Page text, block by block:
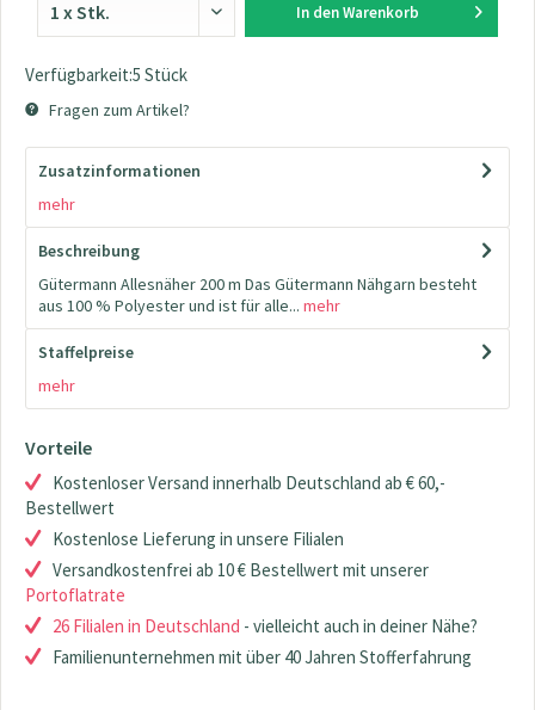
In den Warenkorb
Verfügbarkeit:5 Stück
Fragen zum Artikel?
Zusatzinformationen
mehr
Beschreibung
Gütermann Allesnäher 200 m Das Gütermann Nähgarn besteht
aus 100 % Polyester und ist für alle... mehr
Staffelpreise
mehr
Vorteile
Kostenloser Versand innerhalb Deutschland ab € 60,-
Bestellwert
Kostenlose Lieferung in unsere Filialen
Versandkostenfrei ab 10 € Bestellwert mit unserer
Portoflatrate
26 Filialen in Deutschland - vielleicht auch in deiner Nähe?
Familienunternehmen mit über 40 Jahren Stofferfahrung